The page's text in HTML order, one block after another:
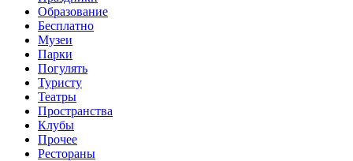
Образование
Бесплатно
Музеи
Парки
Погулять
Туристу
Театры
Пространства
Клубы
Прочее
Рестораны